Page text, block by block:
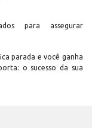
para assegurar
parada e você ganha
o sucesso da sua